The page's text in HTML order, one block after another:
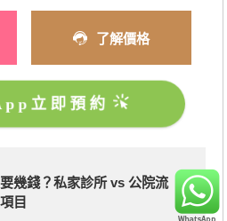
了解價格
立即預約
幾錢？私家診所 vs 公院流
目